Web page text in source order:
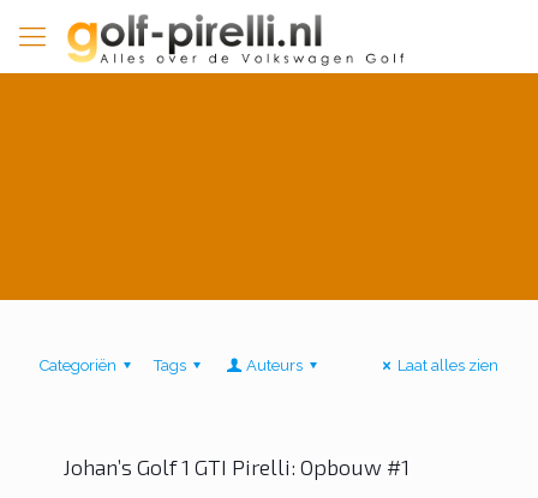
Categoriën Tags Auteurs Laat alles zien
Johan’s Golf 1 GTI Pirelli: Opbouw #1